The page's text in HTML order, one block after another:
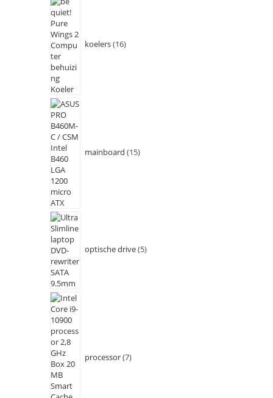
koelers 16
mainboard 15
optische drive 5
processor 7